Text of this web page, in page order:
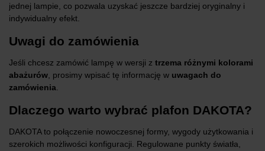
jednej lampie, co pozwala uzyskać jeszcze bardziej oryginalny i
indywidualny efekt.
Uwagi do zamówienia
Jeśli chcesz zamówić lampę w wersji z trzema różnymi kolorami
abażurów, prosimy wpisać tę informację w uwagach do
zamówienia.
Dlaczego warto wybrać plafon DAKOTA?
DAKOTA to połączenie nowoczesnej formy, wygody użytkowania i
szerokich możliwości konfiguracji. Regulowane punkty światła,